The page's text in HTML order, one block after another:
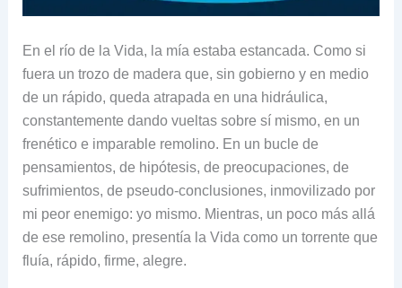
En el río de la Vida, la mía estaba estancada. Como si
fuera un trozo de madera que, sin gobierno y en medio
de un rápido, queda atrapada en una hidráulica,
constantemente dando vueltas sobre sí mismo, en un
frenético e imparable remolino. En un bucle de
pensamientos, de hipótesis, de preocupaciones, de
sufrimientos, de pseudo-conclusiones, inmovilizado por
mi peor enemigo: yo mismo. Mientras, un poco más allá
de ese remolino, presentía la Vida como un torrente que
fluía, rápido, firme, alegre.